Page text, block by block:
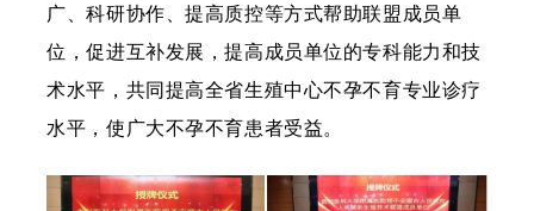
广、科研协作、提高质控等方式帮助联盟成员单
位，促进互补发展，提高成员单位的专科能力和技
术水平，共同提高全省生殖中心不孕不育专业诊疗
水平，使广大不孕不育患者受益。